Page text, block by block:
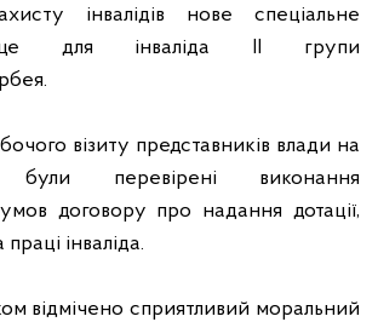
інвалідів нове спеціальне
для інваліда ІІ групи
візиту представників влади на
були перевірені виконання
договору про надання дотації,
інваліда.
відмічено сприятливий моральний